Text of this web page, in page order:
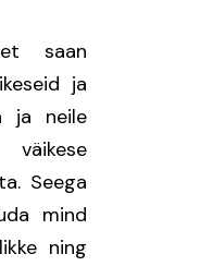
saan
ja
ja neile
Seega
mind
ning